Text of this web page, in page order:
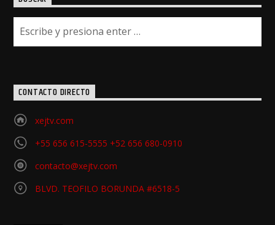
CONTACTO DIRECTO
xejtv.com
+55 656 615-5555 +52 656 680-0910
contacto@xejtv.com
BLVD. TEOFILO BORUNDA #6518-5